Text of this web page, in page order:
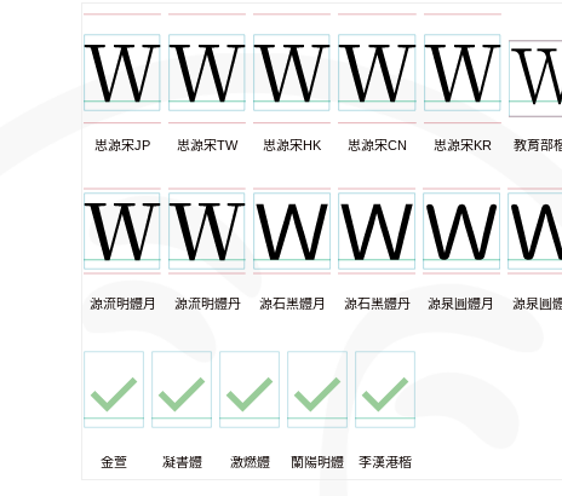
思源宋JP 思源宋TW 思源宋HK 思源宋CN 思源宋KR 教育部
源流明體月 源流明體丹 源石黑體月 源石黑體丹 源泉圓體月 源泉圓
金萱 凝書體 激燃體 蘭陽明體 李漢港楷